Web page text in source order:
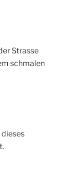
Strasse
schmalen
dieses